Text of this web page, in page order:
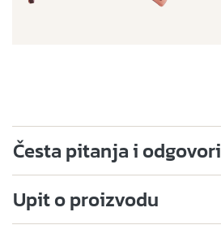
Česta pitanja i odgovori
Upit o proizvodu